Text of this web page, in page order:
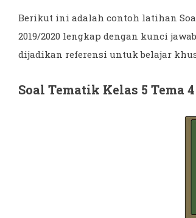
Berikut ini adalah contoh latihan
2019/2020 lengkap dengan kunci
dijadikan referensi untuk belajar
Soal Tematik Kelas 5 Tema 4